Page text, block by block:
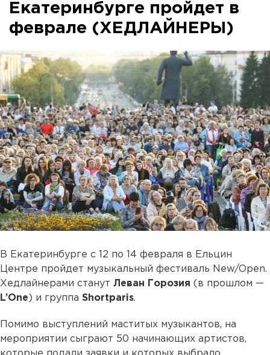
Екатеринбурге пройдет в
феврале (ХЕДЛАЙНЕРЫ)
В Екатеринбурге с 12 по 14 февраля в Ельцин
Центре пройдет музыкальный фестиваль New/Open.
Хедлайнерами станут Леван Горозия (в прошлом —
L’One ) и группа Shortparis.
Помимо выступлений маститых музыкантов, на
мероприятии сыграют 50 начинающих артистов,